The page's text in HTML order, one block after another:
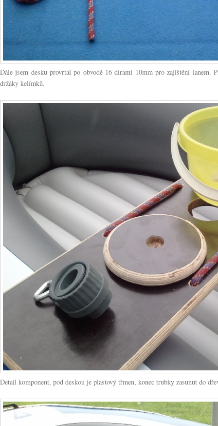
Dále jsem desku provrtal po obvodě 16 dírami 10mm pro zajištění
držáky kelímků.
Detail komponent, pod deskou je plastový třmen, konec trubky zasunut do